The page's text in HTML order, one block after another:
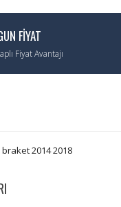
FİYAT
Fiyat Avantajı
2014 2018